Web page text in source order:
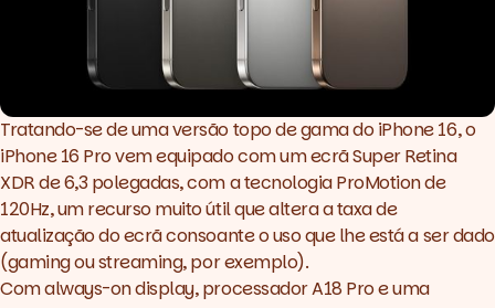
Tratando-se de uma versão topo de gama do iPhone 16, o
iPhone 16 Pro vem equipado com um ecrã Super Retina
XDR de 6,3 polegadas, com a tecnologia ProMotion de
120Hz, um recurso muito útil que altera a taxa de
atualização do ecrã consoante o uso que lhe está a ser dado
(gamingoustreaming, por exemplo).
Comalways-on display, processador A18 Pro e uma